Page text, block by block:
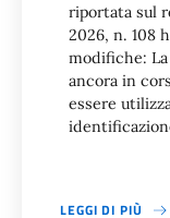
riportata sul
2026, n. 108
modifiche: La
ancora in
essere
LEGGI DI PIÙ